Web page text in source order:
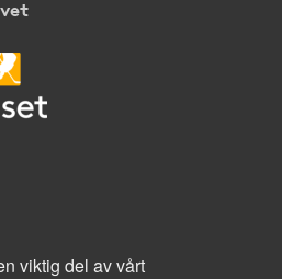
viktig del av vårt